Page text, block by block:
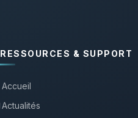
RESSOURCES & SUPPORT
Accueil
Actualités